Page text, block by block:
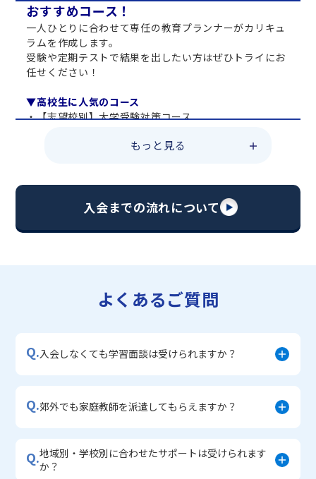
おすすめコース！
一人ひとりに合わせて専任の教育プランナーがカリキュ
ラムを作成します。
受験や定期テストで結果を出したい方はぜひトライにお
任せください！
▼高校生に人気のコース
・【志望校別】大学受験対策コース
・総合型選抜直前対策コース
・【志望校別】公立・私立高校受験対策コース
・宿題サポートコース
・学習習慣定着コース
もっと見る
入会までの流れについて
よくあるご質問
Q.入会しなくても学習面談は受けられますか？
Q.郊外でも家庭教師を派遣してもらえますか？
Q.地域別・学校別に合わせたサポートは受けられます
か？